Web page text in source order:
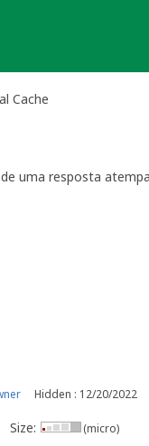
Cache
uma resposta
Hidden : 12/20/2022
Size: (micro)